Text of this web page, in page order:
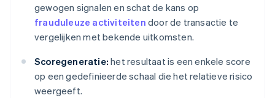
gewogen signalen en schat de kans op
frauduleuze activiteiten door de transactie te
vergelijken met bekende uitkomsten.
Scoregeneratie: het resultaat is een enkele score
op een gedefinieerde schaal die het relatieve risico
weergeeft.